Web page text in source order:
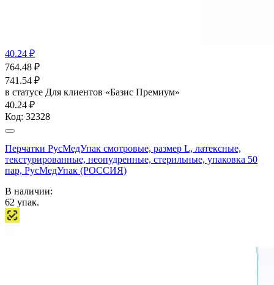
40.24 ₽
764.48 ₽
741.54 ₽
в статусе Для клиентов «Базис Премиум»
40.24 ₽
Код: 32328
Перчатки РусМедУпак смотровые, размер L, латексные,
текстурированные, неопудренные, стерильные, упаковка 50
пар, РусМедУпак (РОССИЯ)
В наличии:
62 упак.